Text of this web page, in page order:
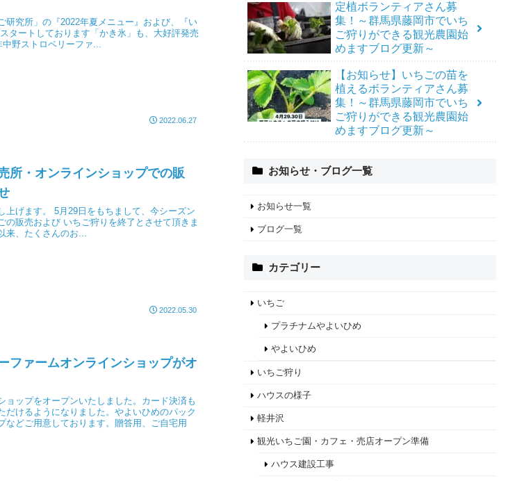
研究所」の『2022年夏メニュー』および、『い
タートしております「かき氷」も、大好評発売
野ストロベリーファ...
2022.06.27
所・オンラインショップでの販
上げます。 5月29日をもちまして、今シーズン
販売および いちご狩りを終了とさせて頂きま
来、たくさんのお...
2022.05.30
ファームオンラインショップがオ
ップをオープンいたしました。カード決済も
けるようになりました。やよいひめのパック
どご用意しております。贈答用、ご自宅用
定植ボランティアさん募
集！～群馬県藤岡市でいち
ご狩りができる観光農園始
めますブログ更新～
【お知らせ】いちごの苗を
植えるボランティアさん募
集！～群馬県藤岡市でいち
ご狩りができる観光農園始
めますブログ更新～
お知らせ・ブログ一覧
お知らせ一覧
ブログ一覧
カテゴリー
いちご
プラチナムやよいひめ
やよいひめ
いちご狩り
ハウスの様子
軽井沢
観光いちご園・カフェ・売店オープン準備
ハウス建設工事